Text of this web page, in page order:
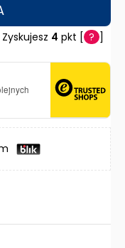
Zyskujesz 4 pkt [ ? ]